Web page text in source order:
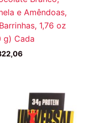
e Amêndoas,
1,76 oz
g) Cada